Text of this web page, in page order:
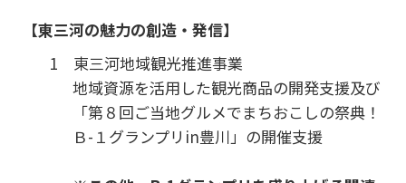
【東三河の魅力の創造・発信】
1 東三河地域観光推進事業
地域資源を活用した観光商品の開発支援及び
「第８回ご当地グルメでまちおこしの祭典！
Ｂ-１グランプリin豊川」の開催支援